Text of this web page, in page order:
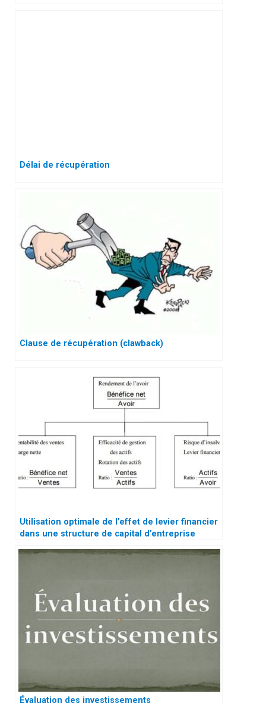
Délai de récupération
Clause de récupération (clawback)
Utilisation optimale de l’effet de levier financier
dans une structure de capital d’entreprise
Évaluation des investissements